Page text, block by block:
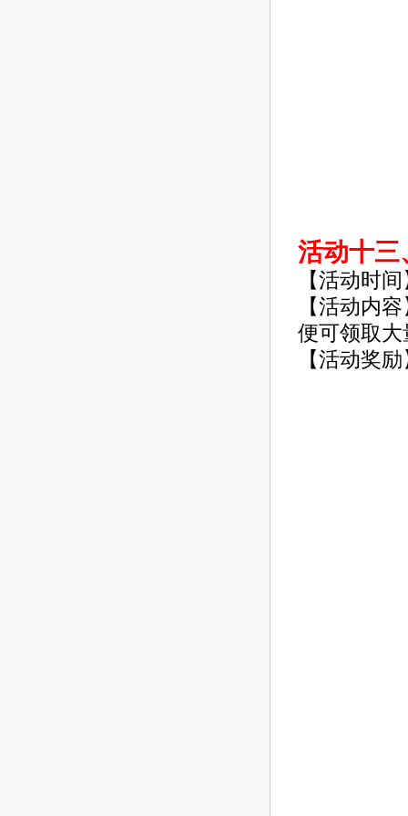
活动十三
【活动时
【活动内
便可领取
【活动奖